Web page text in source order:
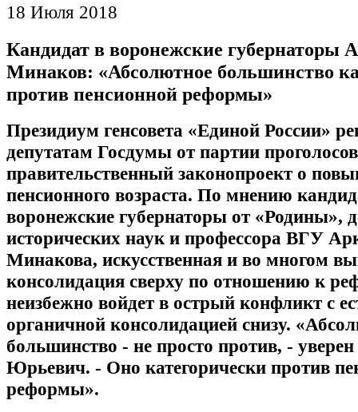
18 Июля 2018
Кандидат в воронежские губернаторы
Минаков: «Абсолютное большинство
против пенсионной реформы»
Президиум генсовета «Единой России»
депутатам Госдумы от партии
правительственный законопроект о
пенсионного возраста. По мнению
воронежские губернаторы от «Родины»,
исторических наук и профессора ВГУ
Минакова, искусственная и во многом
консолидация сверху по отношению к
неизбежно войдет в острый конфликт с
органичной консолидацией снизу.
большинство - не просто против, -
Юрьевич. - Оно категорически против
реформы».